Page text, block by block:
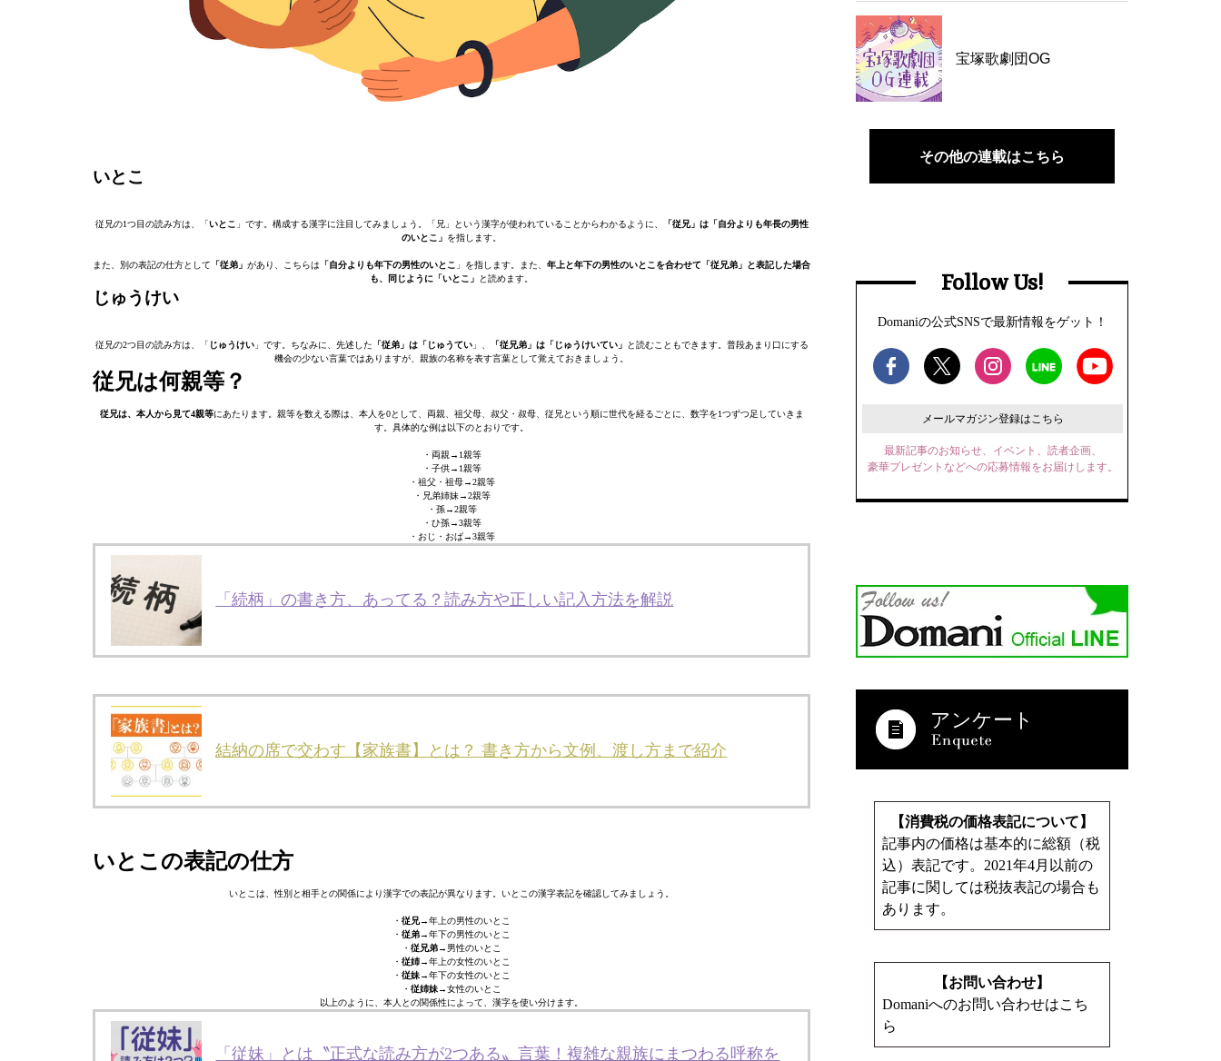
いとこ
従兄の1つ目の読み方は、「いとこ 」です。構成する漢字に注目してみましょう。「兄」という漢字が使われていることからわかるように、
「従兄」は「自分よりも年長の男性
のいとこ」 を指します。
また、別の表記の仕方として 「従弟」 があり、こちらは 「自分よりも年下の男性のいとこ 」を指します。また、 年上と年下の男性のいとこを合わせて「従兄弟」と表記した場合
も、同じように「いとこ」
と読めます。
じゅうけい
従兄の2つ目の読み方は、「 じゅうけい」です。ちなみに、先述した 「従弟」は「じゅうてい」、 「従兄弟」は「じゅうけいてい」
と読むこともできます。普段あまり口にする
機会の少ない言葉ではありますが、親族の名称を表す言葉として覚えておきましょう。
従兄は何親等？
従兄は、本人から見て4親等にあたります。親等を数える際は、本人を0として、両親、祖父母、叔父・叔母、従兄という順に世代を経るごとに、数字を1つずつ足していきま
す。具体的な例は以下のとおりです。
・両親→1親等
・子供→1親等
・祖父・祖母→2親等
・兄弟姉妹→2親等
・孫→2親等
・ひ孫→3親等
・おじ・おば→3親等
「続柄」の書き方、あってる？読み方や正しい記入方法を解説
結納の席で交わす【家族書】とは？ 書き方から文例、渡し方まで紹介
いとこの表記の仕方
いとこは、性別と相手との関係により漢字での表記が異なります。いとこの漢字表記を確認してみましょう。
・ 従兄→年上の男性のいとこ
・ 従弟→年下の男性のいとこ
・ 従兄弟→男性のいとこ
・ 従姉→年上の女性のいとこ
・ 従妹→年下の女性のいとこ
・ 従姉妹→女性のいとこ
以上のように、本人との関係性によって、漢字を使い分けます。
「従妹」とは〝正式な読み方が2つある〟言葉！複雑な親族にまつわる呼称を
宝塚歌劇団OG
その他の連載はこちら
Follow Us!
Domaniの公式SNSで最新情報をゲット！
メールマガジン登録はこちら
最新記事のお知らせ、イベント、読者企画、
豪華プレゼントなどへの応募情報をお届けします。
アンケート
【消費税の価格表記について】
記事内の価格は基本的に総額（税
込）表記です。2021年4月以前の
記事に関しては税抜表記の場合も
あります。
【お問い合わせ】
Domaniへのお問い合わせはこち
ら